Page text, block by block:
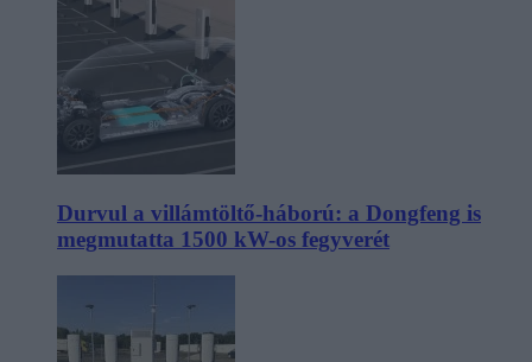
Durvul a villámtöltő-háború: a Dongfeng is
megmutatta 1500 kW-os fegyverét